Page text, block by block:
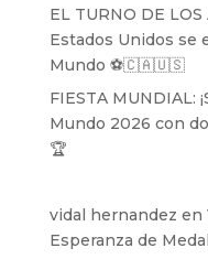
EL TURNO DE
Estados Unidos se
Mundo ⚽️🇨🇦🇺🇸
FIESTA MUNDIAL:
Mundo 2026 con
🏆
vidal hernandez en
Esperanza de